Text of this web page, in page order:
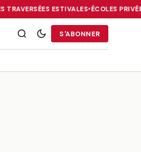
ESTIVALES•ÉCOLES
LA GALÈRE DES TRAVERSÉES
S'ABONNER